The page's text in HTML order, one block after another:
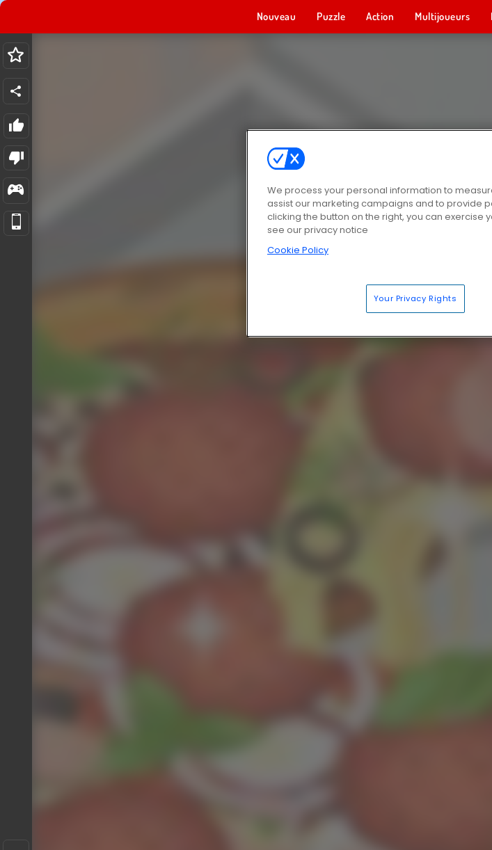
Nouveau Puzzle Action Multijoueurs
We process your personal information to
assist our marketing campaigns and to provide
clicking the button on the right, you can exercise
see our privacy notice
Cookie Policy
Your Privacy Rights